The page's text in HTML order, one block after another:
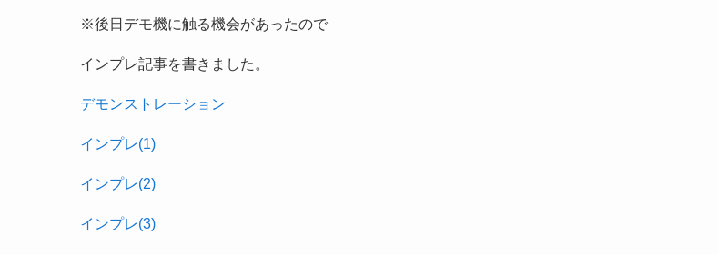
※後日デモ機に触る機会があったので
インプレ記事を書きました。
デモンストレーション
インプレ(1)
インプレ(2)
インプレ(3)